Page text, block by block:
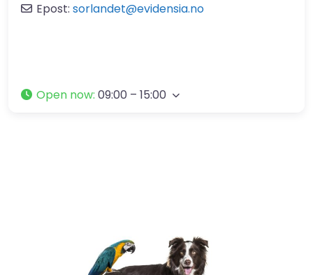
Epost: sorlandet@evidensia.no
Open now: 09:00 – 15:00